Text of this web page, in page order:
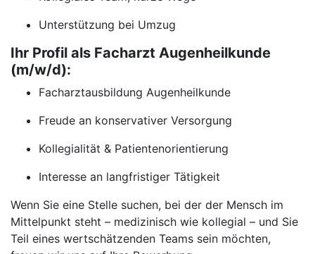
Unterstützung bei Umzug
Ihr Profil als Facharzt Augenheilkunde
(m/w/d):
Facharztausbildung Augenheilkunde
Freude an konservativer Versorgung
Kollegialität & Patientenorientierung
Interesse an langfristiger Tätigkeit
Wenn Sie eine Stelle suchen, bei der der Mensch im
Mittelpunkt steht – medizinisch wie kollegial – und Sie
Teil eines wertschätzenden Teams sein möchten,